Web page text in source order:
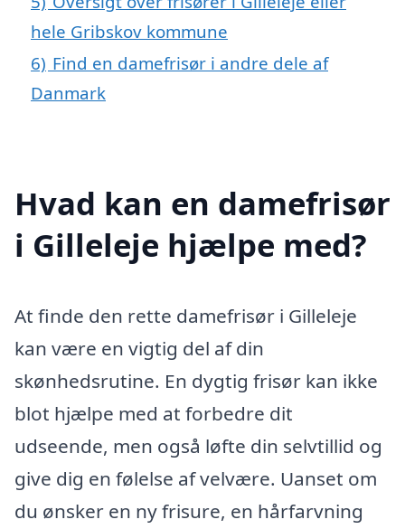
hele Gribskov kommune
6) Find en damefrisør i andre dele af
Danmark
Hvad kan en damefrisør
i Gilleleje hjælpe med?
At finde den rette damefrisør i Gilleleje
kan være en vigtig del af din
skønhedsrutine. En dygtig frisør kan ikke
blot hjælpe med at forbedre dit
udseende, men også løfte din selvtillid og
give dig en følelse af velvære. Uanset om
du ønsker en ny frisure, en hårfarvning